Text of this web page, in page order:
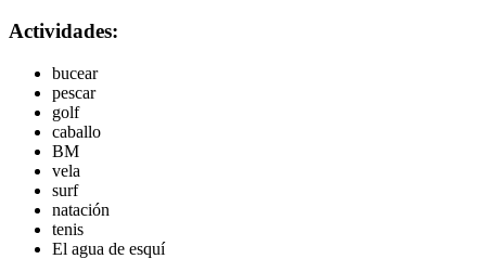
Actividades:
bucear
pescar
golf
caballo
BM
vela
surf
natación
tenis
El agua de esquí